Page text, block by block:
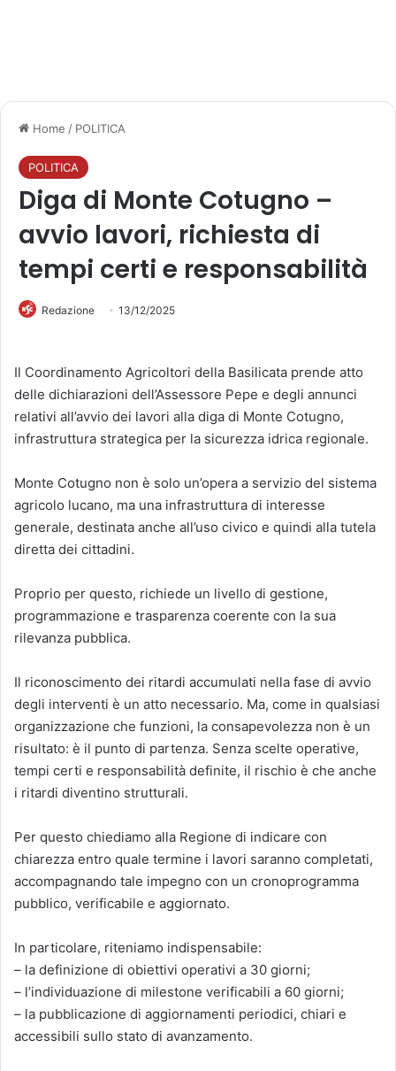
Home / POLITICA
POLITICA
Diga di Monte Cotugno –
avvio lavori, richiesta di
tempi certi e responsabilità
Redazione 13/12/2025
Il Coordinamento Agricoltori della Basilicata prende atto
delle dichiarazioni dell’Assessore Pepe e degli annunci
relativi all’avvio dei lavori alla diga di Monte Cotugno,
infrastruttura strategica per la sicurezza idrica regionale.
Monte Cotugno non è solo un’opera a servizio del sistema
agricolo lucano, ma una infrastruttura di interesse
generale, destinata anche all’uso civico e quindi alla tutela
diretta dei cittadini.
Proprio per questo, richiede un livello di gestione,
programmazione e trasparenza coerente con la sua
rilevanza pubblica.
Il riconoscimento dei ritardi accumulati nella fase di avvio
degli interventi è un atto necessario. Ma, come in qualsiasi
organizzazione che funzioni, la consapevolezza non è un
risultato: è il punto di partenza. Senza scelte operative,
tempi certi e responsabilità definite, il rischio è che anche
i ritardi diventino strutturali.
Per questo chiediamo alla Regione di indicare con
chiarezza entro quale termine i lavori saranno completati,
accompagnando tale impegno con un cronoprogramma
pubblico, verificabile e aggiornato.
In particolare, riteniamo indispensabile:
– la definizione di obiettivi operativi a 30 giorni;
– l’individuazione di milestone verificabili a 60 giorni;
– la pubblicazione di aggiornamenti periodici, chiari e
accessibili sullo stato di avanzamento.